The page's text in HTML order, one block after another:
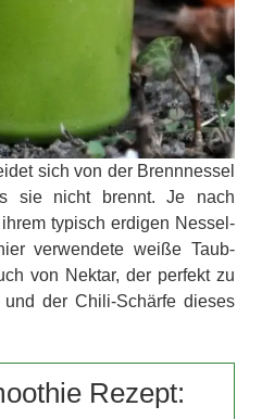
sich von der Brenn­nessel
sie nicht brennt. Je nach
typisch erdigen Nessel-
ver­wendete weiße Taub­
von Nektar, der perfekt zu
der Chili-Schärfe dieses
Rezept: